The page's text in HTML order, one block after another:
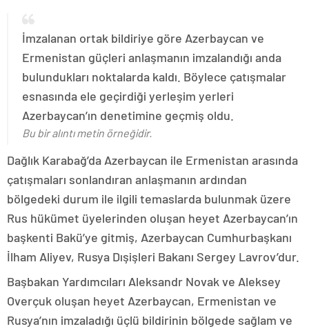
İmzalanan ortak bildiriye göre Azerbaycan ve
Ermenistan güçleri anlaşmanın imzalandığı anda
bulundukları noktalarda kaldı. Böylece çatışmalar
esnasında ele geçirdiği yerleşim yerleri
Azerbaycan’ın denetimine geçmiş oldu.
Bu bir alıntı metin örneğidir.
Dağlık Karabağ’da Azerbaycan ile Ermenistan arasında
çatışmaları sonlandıran anlaşmanın ardından
bölgedeki durum ile ilgili temaslarda bulunmak üzere
Rus hükümet üyelerinden oluşan heyet Azerbaycan’ın
başkenti Bakü’ye gitmiş, Azerbaycan Cumhurbaşkanı
İlham Aliyev, Rusya Dışişleri Bakanı Sergey Lavrov’dur.
Başbakan Yardımcıları Aleksandr Novak ve Aleksey
Overçuk oluşan heyet Azerbaycan, Ermenistan ve
Rusya’nın imzaladığı üçlü bildirinin bölgede sağlam ve